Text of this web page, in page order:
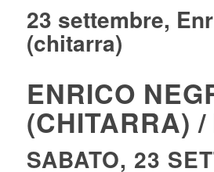
23 settembre,
(chitarra)
ENRICO
(CHITARRA)
SABATO, 23